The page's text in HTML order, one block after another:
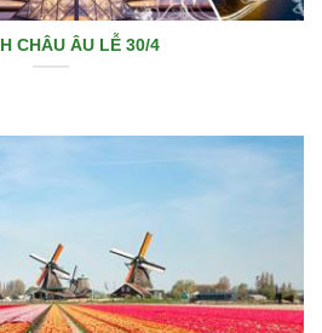
CHÂU ÂU LỄ 30/4